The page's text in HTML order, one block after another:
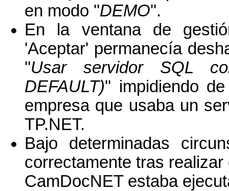
en modo ''DEMO''.
En la ventana de
'Aceptar' permanecía
''Usar servidor SQL
DEFAULT)'' impidiendo
empresa que usaba un
TP.NET.
Bajo determinadas
correctamente tras
CamDocNET estaba